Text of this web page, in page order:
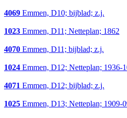
4069 Emmen, D10; bijblad; z.j.
1023 Emmen, D11; Netteplan; 1862
4070 Emmen, D11; bijblad; z.j.
1024 Emmen, D12; Netteplan; 1936-
4071 Emmen, D12; bijblad; z.j.
1025 Emmen, D13; Netteplan; 1909-